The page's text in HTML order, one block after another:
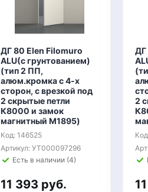
ДГ 80 Elen Filomuro
ALU(с грунтованием)
(тип 2 ПП,
алюм.кромка с 4-х
сторон, с врезкой под
2 скрытые петли
К8000 и замок
магнитный М1895)
Код: 146525
Артикул: УТ000097296
Есть в наличии (4)
11 393 руб.
ДГ
2